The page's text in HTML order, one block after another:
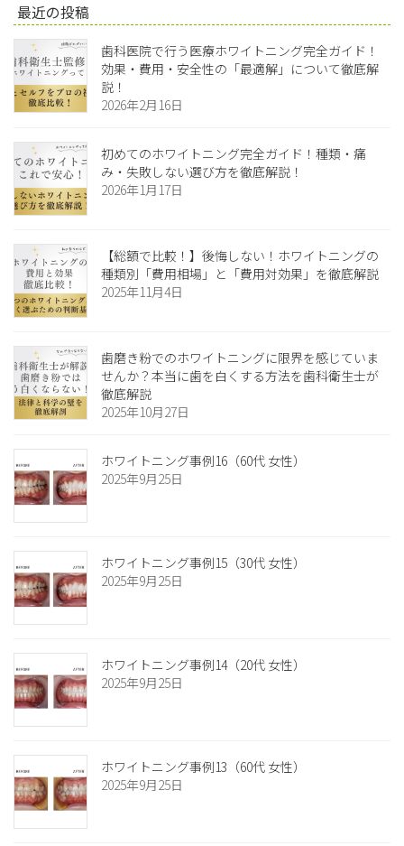
最近の投稿
歯科医院で行う医療ホワイトニング完全ガイド！
効果・費用・安全性の「最適解」について徹底解
説！
2026年2月16日
初めてのホワイトニング完全ガイド！種類・痛
み・失敗しない選び方を徹底解説！
2026年1月17日
【総額で比較！】後悔しない！ホワイトニングの
種類別「費用相場」と「費用対効果」を徹底解説
2025年11月4日
歯磨き粉でのホワイトニングに限界を感じていま
せんか？本当に歯を白くする方法を歯科衛生士が
徹底解説
2025年10月27日
ホワイトニング事例16（60代 女性）
2025年9月25日
ホワイトニング事例15（30代 女性）
2025年9月25日
ホワイトニング事例14（20代 女性）
2025年9月25日
ホワイトニング事例13（60代 女性）
2025年9月25日